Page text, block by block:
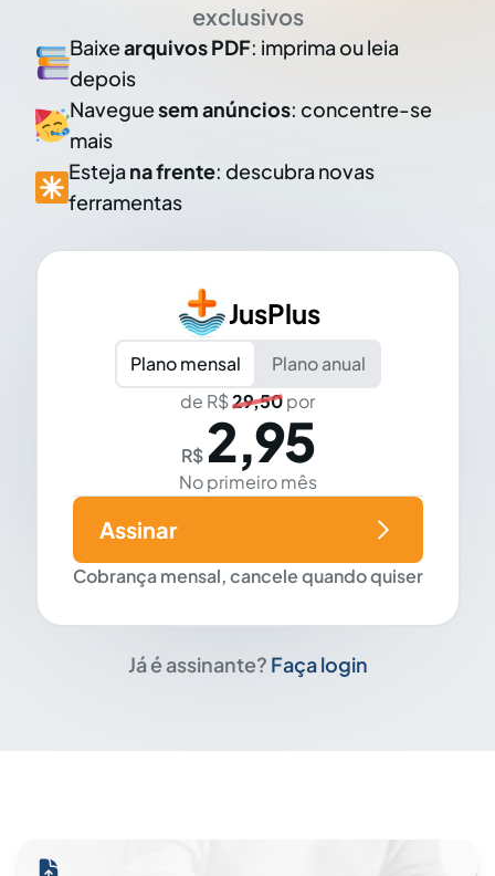
exclusivos
Baixearquivos PDF: imprima ou leia
depois
Naveguesem anúncios: concentre-se
mais
Esteja na frente: descubra novas
ferramentas
JusPlus
Plano mensal
Plano anual
de R$29,50por
R$ 2,95
No primeiro mês
Cobrança mensal, cancele quando quiser
Assinar
Já é assinante? Faça login